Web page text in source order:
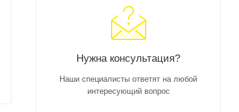
Нужна консультация?
Наши специалисты ответят на любой
интересующий вопрос